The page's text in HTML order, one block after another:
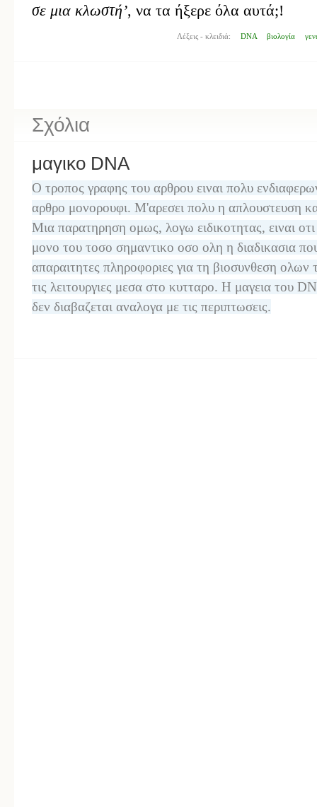
σε μια κλωστή’, να τα ήξερε όλα αυτά;!
Λέξεις - κλειδιά: DNA βιολογία
Σχόλια
μαγικο DNA
Ο τροπος γραφης του αρθρου ειναι πολυ
αρθρο μονορουφι. Μ'αρεσει πολυ η απλουστευση
Μια παρατηρηση ομως, λογω ειδικοτητας, ειναι
μονο του τοσο σημαντικο οσο ολη η διαδικασια
απαραιτητες πληροφοριες για τη βιοσυνθεση
τις λειτουργιες μεσα στο κυτταρο. Η μαγεια του
δεν διαβαζεται αναλογα με τις περιπτωσεις.